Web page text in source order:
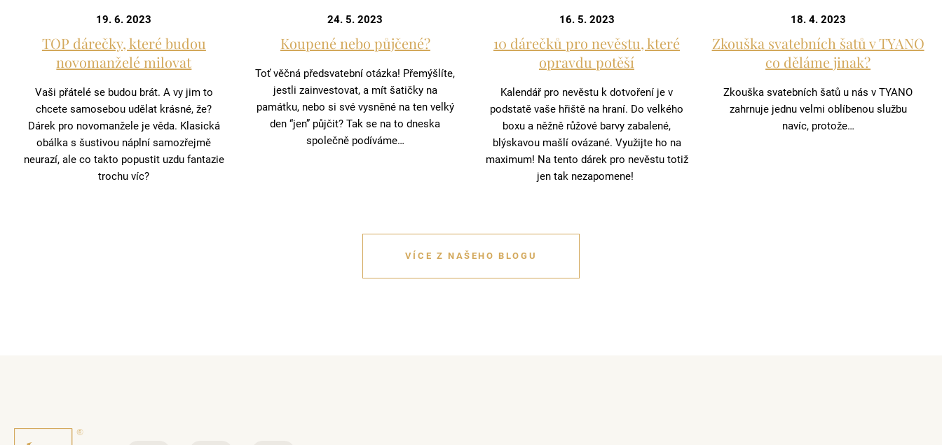
19. 6. 2023
TOP dárečky, které budou
novomanželé milovat
Vaši přátelé se budou brát. A vy jim to
chcete samosebou udělat krásné, že?
Dárek pro novomanžele je věda. Klasická
obálka s šustivou náplní samozřejmě
neurazí, ale co takto popustit uzdu fantazie
trochu víc?
24. 5. 2023
Koupené nebo půjčené?
Toť věčná předsvatební otázka! Přemýšlíte,
jestli zainvestovat, a mít šatičky na
památku, nebo si své vysněné na ten velký
den “jen” půjčit? Tak se na to dneska
společně podíváme…
16. 5. 2023
10 dárečků pro nevěstu, které
opravdu potěší
Kalendář pro nevěstu k dotvoření je v
podstatě vaše hřiště na hraní. Do velkého
boxu a něžně růžové barvy zabalené,
blýskavou mašlí ovázané. Využijte ho na
maximum! Na tento dárek pro nevěstu totiž
jen tak nezapomene!
18. 4. 2023
Zkouška svatebních šatů v TYANO
co děláme jinak?
Zkouška svatebních šatů u nás v TYANO
zahrnuje jednu velmi oblíbenou službu
navíc, protože…
VÍCE Z NAŠEHO BLOGU